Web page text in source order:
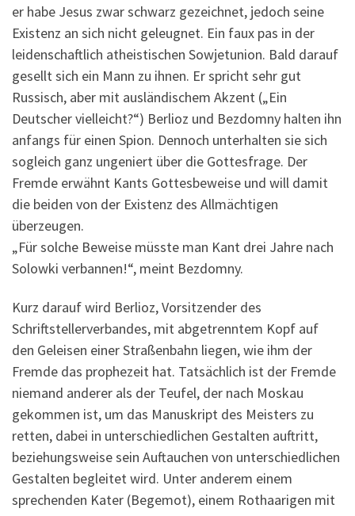
er habe Jesus zwar schwarz gezeichnet, jedoch seine
Existenz an sich nicht geleugnet. Ein faux pas in der
leidenschaftlich atheistischen Sowjetunion. Bald darauf
gesellt sich ein Mann zu ihnen. Er spricht sehr gut
Russisch, aber mit ausländischem Akzent („Ein
Deutscher vielleicht?“) Berlioz und Bezdomny halten ihn
anfangs für einen Spion. Dennoch unterhalten sie sich
sogleich ganz ungeniert über die Gottesfrage. Der
Fremde erwähnt Kants Gottesbeweise und will damit
die beiden von der Existenz des Allmächtigen
überzeugen.
„Für solche Beweise müsste man Kant drei Jahre nach
Solowki verbannen!“, meint Bezdomny.
Kurz darauf wird Berlioz, Vorsitzender des
Schriftstellerverbandes, mit abgetrenntem Kopf auf
den Geleisen einer Straßenbahn liegen, wie ihm der
Fremde das prophezeit hat. Tatsächlich ist der Fremde
niemand anderer als der Teufel, der nach Moskau
gekommen ist, um das Manuskript des Meisters zu
retten, dabei in unterschiedlichen Gestalten auftritt,
beziehungsweise sein Auftauchen von unterschiedlichen
Gestalten begleitet wird. Unter anderem einem
sprechenden Kater (Begemot), einem Rothaarigen mit